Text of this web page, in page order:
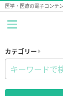
医学・医療の電子コンテ
カテゴリー